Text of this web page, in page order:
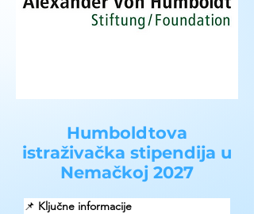
Humboldtova
istraživačka stipendija u
Nemačkoj 2027
📌 Ključne informacije